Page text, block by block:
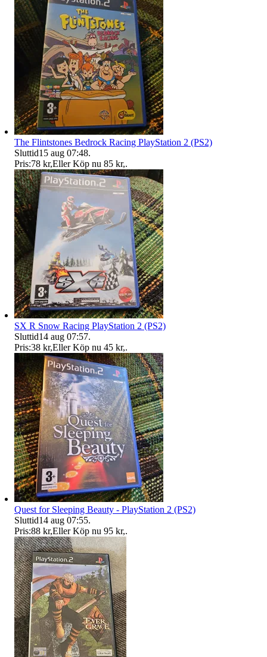
The Flintstones Bedrock Racing PlayStation 2 (PS2)
Sluttid15 aug 07:48.
Pris:78 kr,Eller Köp nu 85 kr,.
SX R Snow Racing PlayStation 2 (PS2)
Sluttid14 aug 07:57.
Pris:38 kr,Eller Köp nu 45 kr,.
Quest for Sleeping Beauty - PlayStation 2 (PS2)
Sluttid14 aug 07:55.
Pris:88 kr,Eller Köp nu 95 kr,.